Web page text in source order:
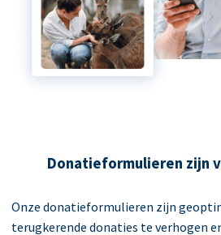
Donatieformulieren zijn
Onze donatieformulieren zijn
terugkerende donaties te verhogen